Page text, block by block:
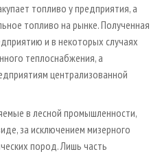
топливо у предприятия, а
топливо на рынке. Полученная
и в некоторых случаях
теплоснабжения, а
централизованной
в лесной промышленности,
за исключением мизерного
пород. Лишь часть